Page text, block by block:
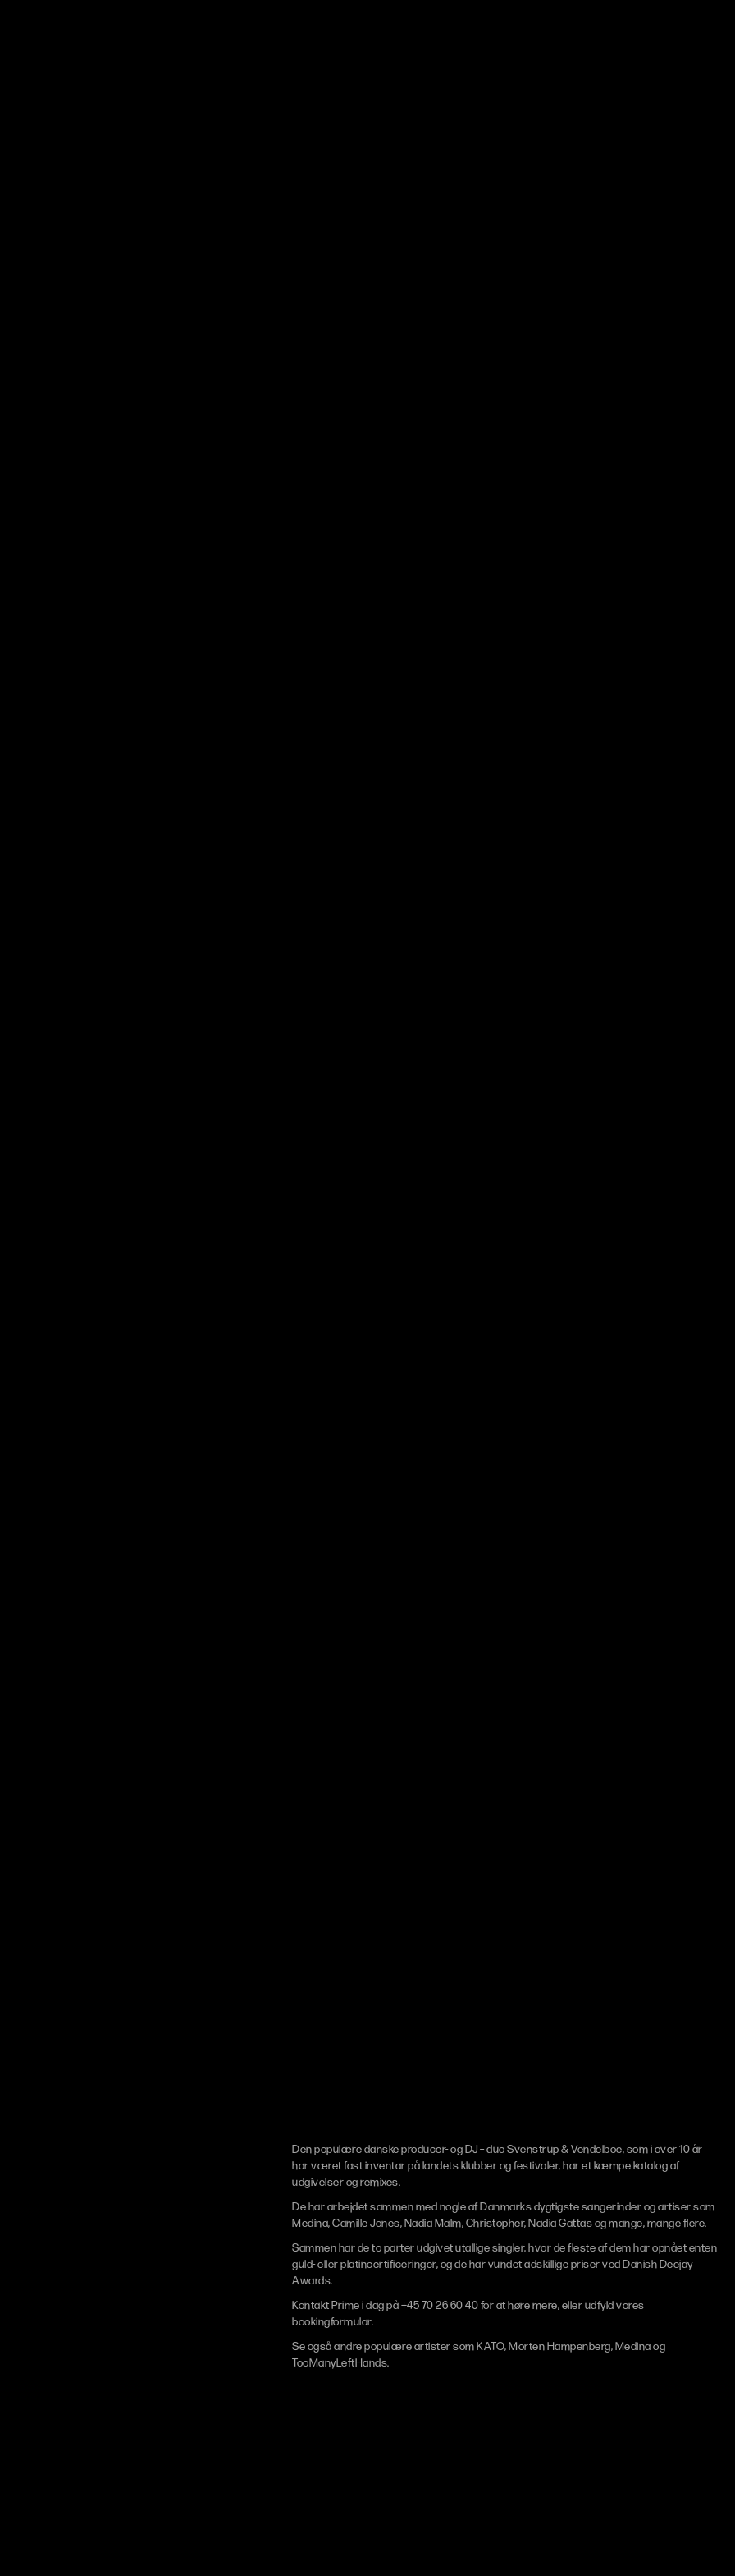
Den populære danske producer- og DJ – duo Svenstrup & Vendelboe, som i over 10 år
har været fast inventar på landets klubber og festivaler, har et kæmpe katalog af
udgivelser og remixes.
De har arbejdet sammen med nogle af Danmarks dygtigste sangerinder og artiser som
Medina, Camille Jones, Nadia Malm, Christopher, Nadia Gattas og mange, mange flere.
Sammen har de to parter udgivet utallige singler, hvor de fleste af dem har opnået enten
guld- eller platincertificeringer, og de har vundet adskillige priser ved Danish Deejay
Awards.
Kontakt Prime i dag på+45 70 26 60 40for at høre mere, eller udfyld vores
bookingformular.
Se også andre populære artister somKATO,Morten Hampenberg,Medinaog
TooManyLeftHands.